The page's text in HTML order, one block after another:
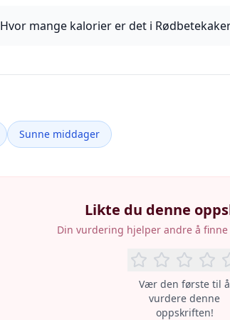
Hvor mange kalorier er det i
Sunne middager
Likte du denne
Din vurdering hjelper andre å
Vær den første til å
vurdere denne
oppskriften!